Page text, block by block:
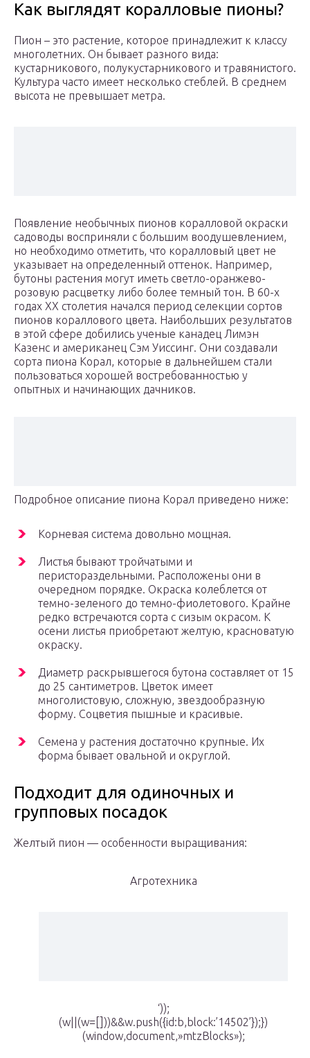
Как выглядят коралловые пионы?
Пион – это растение, которое принадлежит к классу
многолетних. Он бывает разного вида:
кустарникового, полукустарникового и травянистого.
Культура часто имеет несколько стеблей. В среднем
высота не превышает метра.
Появление необычных пионов коралловой окраски
садоводы восприняли с большим воодушевлением,
но необходимо отметить, что коралловый цвет не
указывает на определенный оттенок. Например,
бутоны растения могут иметь светло-оранжево-
розовую расцветку либо более темный тон. В 60-х
годах ХХ столетия начался период селекции сортов
пионов кораллового цвета. Наибольших результатов
в этой сфере добились ученые канадец Лимэн
Казенс и американец Сэм Уиссинг. Они создавали
сорта пиона Корал, которые в дальнейшем стали
пользоваться хорошей востребованностью у
опытных и начинающих дачников.
Подробное описание пиона Корал приведено ниже:
Корневая система довольно мощная.
Листья бывают тройчатыми и
перистораздельными. Расположены они в
очередном порядке. Окраска колеблется от
темно-зеленого до темно-фиолетового. Крайне
редко встречаются сорта с сизым окрасом. К
осени листья приобретают желтую, красноватую
окраску.
Диаметр раскрывшегося бутона составляет от 15
до 25 сантиметров. Цветок имеет
многолистовую, сложную, звездообразную
форму. Соцветия пышные и красивые.
Семена у растения достаточно крупные. Их
форма бывает овальной и округлой.
Подходит для одиночных и
групповых посадок
Желтый пион — особенности выращивания:
Агротехника
‘));
(w||(w=[]))&&w.push({id:b,block:’14502’});})
(window,document,»mtzBlocks»);